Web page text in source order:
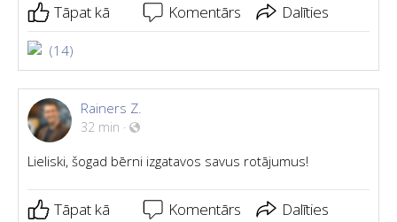
Tāpat kā Komentārs Dalīties
(14)
Rainers Z.
32 min ·
Lieliski, šogad bērni izgatavos savus rotājumus!
Tāpat kā Komentārs Dalīties